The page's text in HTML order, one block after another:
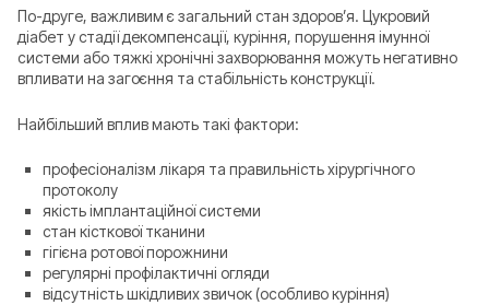
По-друге, важливим є загальний стан здоров’я. Цукровий
діабет у стадії декомпенсації, куріння, порушення імунної
системи або тяжкі хронічні захворювання можуть негативно
впливати на загоєння та стабільність конструкції.
Найбільший вплив мають такі фактори:
професіоналізм лікаря та правильність хірургічного
протоколу
якість імплантаційної системи
стан кісткової тканини
гігієна ротової порожнини
регулярні профілактичні огляди
відсутність шкідливих звичок (особливо куріння)